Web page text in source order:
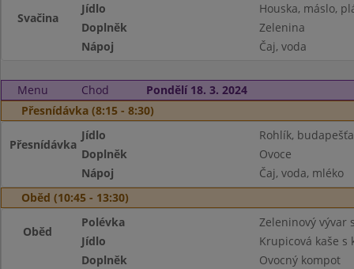
Svačina
Jídlo
Houska, máslo,
Doplněk
Zelenina
Nápoj
Čaj, voda
Menu Chod
Pondělí 18. 3. 2024
Přesnídávka (8:15 - 8:30)
Přesnídávka
Jídlo
Rohlík,
Doplněk
Ovoce
Nápoj
Čaj, voda, mléko
Oběd (10:45 - 13:30)
Oběd
Polévka
Zeleninový vývar
Jídlo
Krupicová kaše s
Doplněk
Ovocný kompot